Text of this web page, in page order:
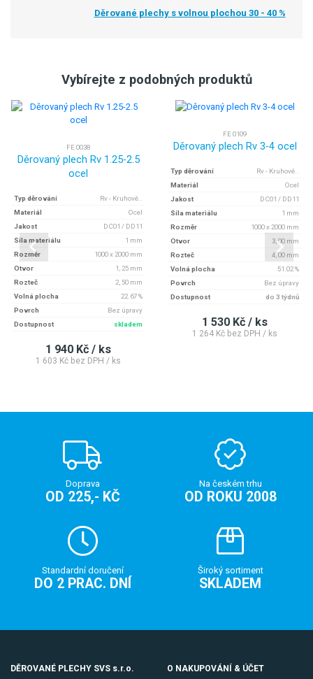
Děrované plechy s volnou plochou 30 - 40 %
Vybírejte z podobných produktů
FE 0038
Děrovaný plech Rv 1.25-2.5
ocel
Typ děrování
Rv - Kruhové..
Materiál
Ocel
Jakost
DC01 / DD11
Síla materiálu
1 mm
Rozměr
1000 x 2000 mm
Otvor
1, 25 mm
Rozteč
2, 50 mm
Volná plocha
22.67 %
Povrch
Bez úpravy
Dostupnost
skladem
1 940 Kč / ks
1 603 Kč bez DPH / ks
FE 0109
Děrovaný plech Rv 3-4 ocel
Typ děrování
Rv - Kruhové..
Materiál
Ocel
Jakost
DC01 / DD11
Síla materiálu
1 mm
Rozměr
1000 x 2000 mm
Otvor
3, 00 mm
Rozteč
4, 00 mm
Volná plocha
51.02 %
Povrch
Bez úpravy
Dostupnost
do 3 týdnů
1 530 Kč / ks
1 264 Kč bez DPH / ks
Doprava
OD 225,- KČ
Na českém trhu
OD ROKU 2008
Standardní doručení
DO 2 PRAC. DNÍ
Široký sortiment
SKLADEM
DĚROVANÉ PLECHY SVS s.r.o. O NAKUPOVÁNÍ & ÚČET